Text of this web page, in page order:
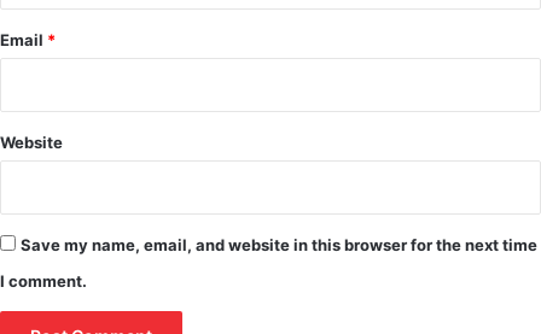
Email *
Website
Save my name, email, and website in this browser for the next time
I comment.